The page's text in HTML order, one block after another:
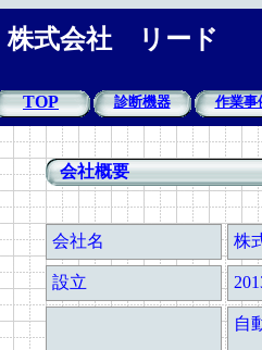
株式会社 リード
TOP 診断機器 作業事
会社概要
会社名 株
設立
自